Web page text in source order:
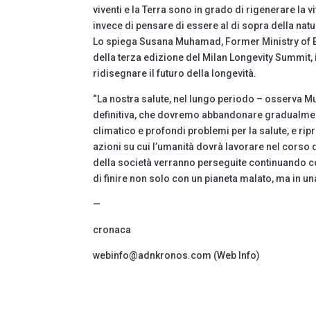
viventi e la Terra sono in grado di rigenerare la
invece di pensare di essere al di sopra della
Lo spiega Susana Muhamad, Former Ministry
della terza edizione del Milan Longevity
ridisegnare il futuro della longevità.
“La nostra salute, nel lungo periodo – osserva
definitiva, che dovremo abbandonare
climatico e profondi problemi per la salute, e
azioni su cui l’umanità dovrà lavorare nel
della società verranno perseguite continuando
di finire non solo con un pianeta malato, ma in
—
cronaca
webinfo@adnkronos.com (Web Info)